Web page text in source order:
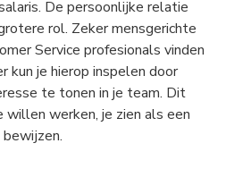
De persoonlijke relatie
rol. Zeker mensgerichte
Service profesionals vinden
kun je hierop inspelen door
te tonen in je team. Dit
werken, je zien als een